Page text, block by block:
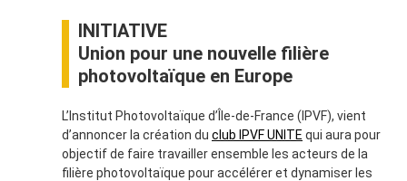
INITIATIVE
Union pour une nouvelle filière
photovoltaïque en Europe
L’Institut Photovoltaïque d’Île-de-France (IPVF), vient
d’annoncer la création du club IPVF UNITE qui aura pour
objectif de faire travailler ensemble les acteurs de la
filière photovoltaïque pour accélérer et dynamiser les